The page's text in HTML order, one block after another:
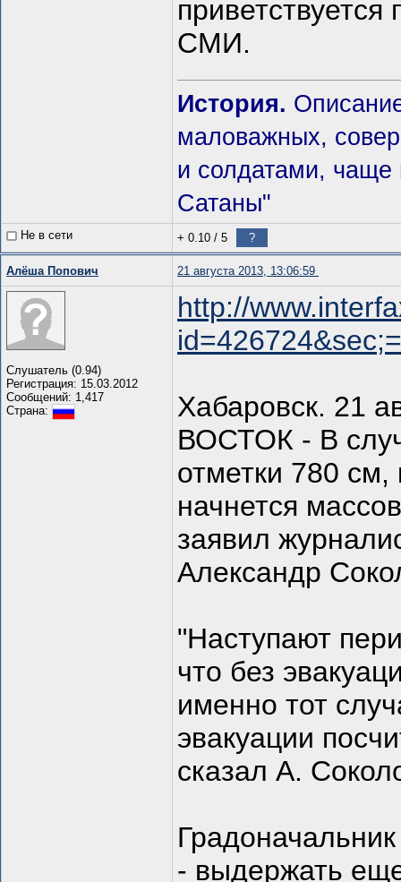
СМИ.
История.
маловажных,
и солдатами, чаще
Сатаны"
Не в сети + 0.10 / 5 ?
Алёша Попович 21 августа 2013, 13:06:59
Слушатель (0.94)
Регистрация: 15.03.2012
Сообщений: 1,417
Страна:
http://
Хабаровск. 21
ВОСТОК - В
отметки 780 см,
начнется
заявил
Александр
"Наступают
что без
именно тот
эвакуации
сказал А.
- выдержать